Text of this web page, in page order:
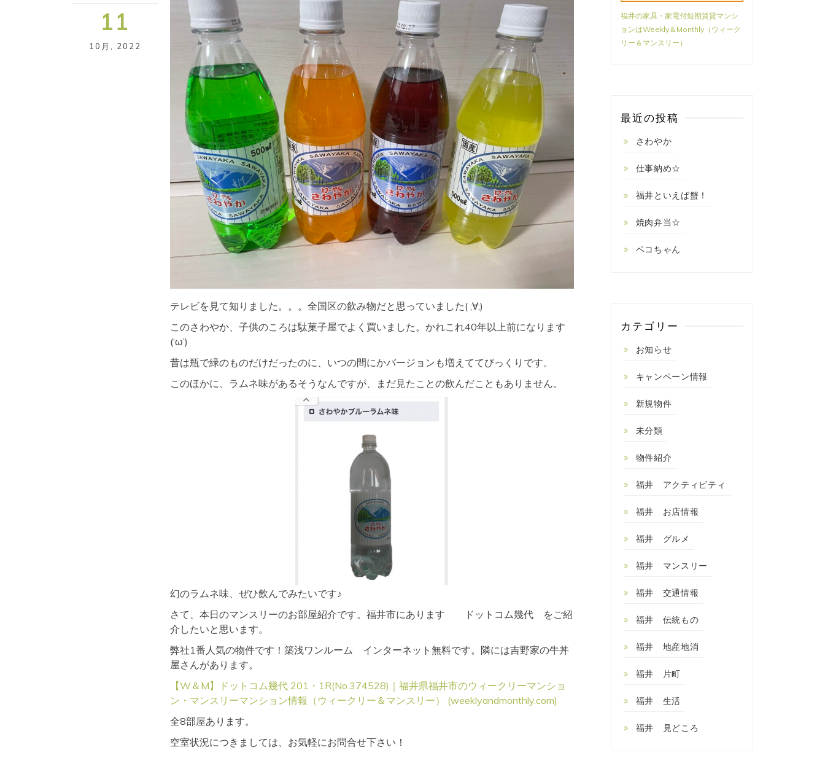
11
10月 , 2022
テレビを見て知りました。。。全国区の飲み物だと思っていました( ;∀;)
このさわやか、子供のころは駄菓子屋でよく買いました。かれこれ40年以上前になります
(‘ω’)
昔は瓶で緑のものだけだったのに、いつの間にかバージョンも増えててびっくりです。
このほかに、ラムネ味があるそうなんですが、まだ見たことの飲んだこともありません。
幻のラムネ味、ぜひ飲んでみたいです♪
さて、本日のマンスリーのお部屋紹介です。福井市にあります ドットコム幾代 をご紹
介したいと思います。
弊社1番人気の物件です！築浅ワンルーム インターネット無料です。隣には吉野家の牛丼
屋さんがあります。
【W＆M】ドットコム幾代 201・1R(No.374528)｜福井県福井市のウィークリーマンショ
ン・マンスリーマンション情報（ウィークリー＆マンスリー） (weeklyandmonthly.com)
全8部屋あります。
空室状況につきましては、お気軽にお問合せ下さい！
福井の家具・家電付短期賃貸マンシ
ョンはWeekly＆Monthly（ウィーク
リー＆マンスリー）
最近の投稿
さわやか
仕事納め☆
福井といえば蟹！
焼肉弁当☆
ペコちゃん
カテゴリー
お知らせ
キャンペーン情報
新規物件
未分類
物件紹介
福井 アクティビティ
福井 お店情報
福井 グルメ
福井 マンスリー
福井 交通情報
福井 伝統もの
福井 地産地消
福井 片町
福井 生活
福井 見どころ